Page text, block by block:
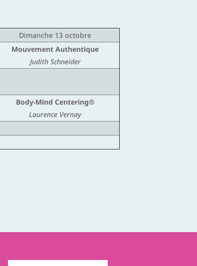
Dimanche 13 octobre
Mouvement Authentique
Judith Schneider
Body-Mind Centering®
Laurence Vernay